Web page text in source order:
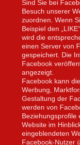
Sind Sie bei
Besuch unserer
zuordnen. Wenn
Beispiel den
wird die
einen Server von
gespeichert. Die
Facebook
angezeigt.
Facebook kann
Werbung,
Gestaltung der
werden von
Beziehungsprofile
Website im
eingeblendeten
Facebook-Nutzer